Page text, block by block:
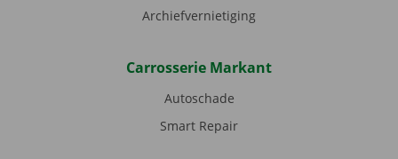
Archiefvernietiging
Carrosserie Markant
Autoschade
Smart Repair